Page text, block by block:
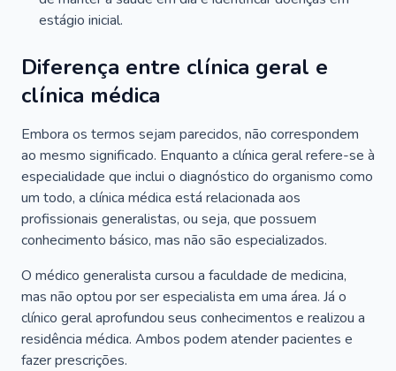
estágio inicial.
Diferença entre clínica geral e
clínica médica
Embora os termos sejam parecidos, não correspondem
ao mesmo significado. Enquanto a clínica geral refere-se à
especialidade que inclui o diagnóstico do organismo como
um todo, a clínica médica está relacionada aos
profissionais generalistas, ou seja, que possuem
conhecimento básico, mas não são especializados.
O médico generalista cursou a faculdade de medicina,
mas não optou por ser especialista em uma área. Já o
clínico geral aprofundou seus conhecimentos e realizou a
residência médica. Ambos podem atender pacientes e
fazer prescrições.